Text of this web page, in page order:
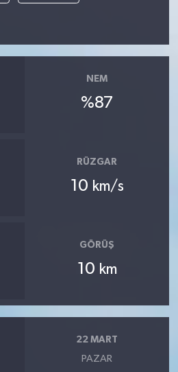
NEM
%87
RÜZGAR
10 km/s
GÖRÜŞ
10 km
22 MART
PAZAR